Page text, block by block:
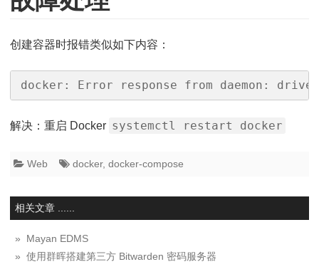
创建容器时报错类似如下内容：
docker: Error response from daemon:
解决：重启 Docker systemctl restart docker
Web docker, docker-compose
相关文章 ......
» Mayan EDMS
» 使用群晖搭建第三方 Bitwarden 密码服务器